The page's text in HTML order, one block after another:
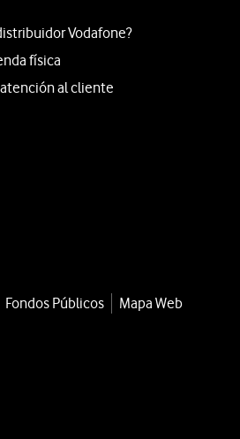
Vodafone?
física
al cliente
Fondos Públicos Mapa Web